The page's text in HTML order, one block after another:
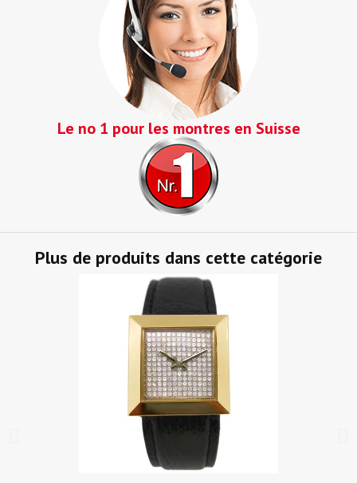
Le no 1 pour les montres en Suisse
Plus de produits dans cette catégorie